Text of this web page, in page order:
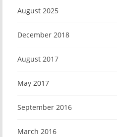
August 2025
December 2018
August 2017
May 2017
September 2016
March 2016